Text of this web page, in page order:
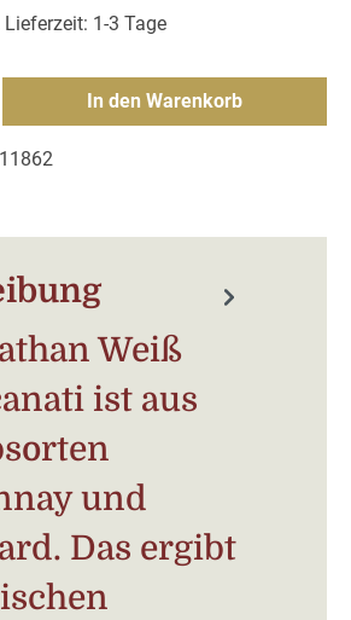
1-3 Tage
Gib den gewünschten
In den Warenkorb
Weiß
ist aus
und
Das ergibt